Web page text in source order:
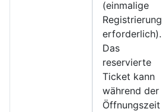
(einmalige
Registrierung
erforderlich).
Das
reservierte
Ticket kann
während der
Öffnungszeit